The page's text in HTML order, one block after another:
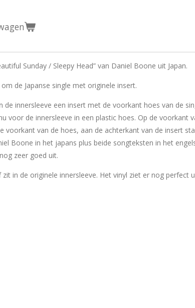
Sunday / Sleepy Head” van Daniel Boone uit Japan.
de Japanse single met originele insert.
de innersleeve een insert met de voorkant hoes van de
voor de innersleeve in een plastic hoes. Op de voorkant
voorkant van de hoes, aan de achterkant van de insert
Boone in het japans plus beide songteksten in het
zeer goed uit.
zit in de originele innersleeve. Het vinyl ziet er nog perfect